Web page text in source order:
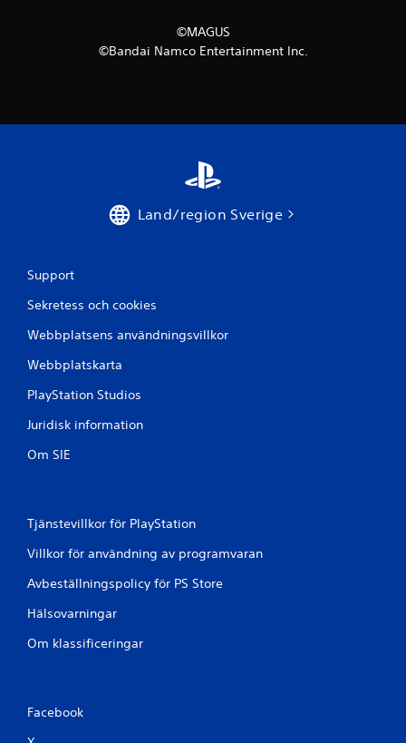
©MAGUS
©Bandai Namco Entertainment Inc.
Land/region Sverige
Support
Sekretess och cookies
Webbplatsens användningsvillkor
Webbplatskarta
PlayStation Studios
Juridisk information
Om SIE
Tjänstevillkor för PlayStation
Villkor för användning av programvaran
Avbeställningspolicy för PS Store
Hälsovarningar
Om klassificeringar
Facebook